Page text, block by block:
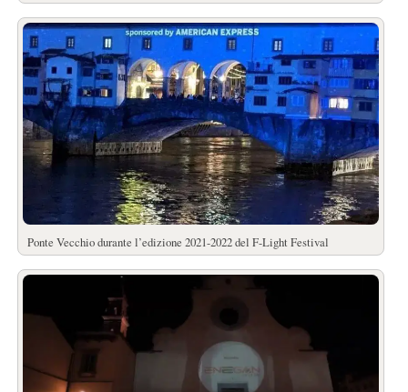
Ponte Vecchio durante l’edizione 2021-2022 del F-Light Festival